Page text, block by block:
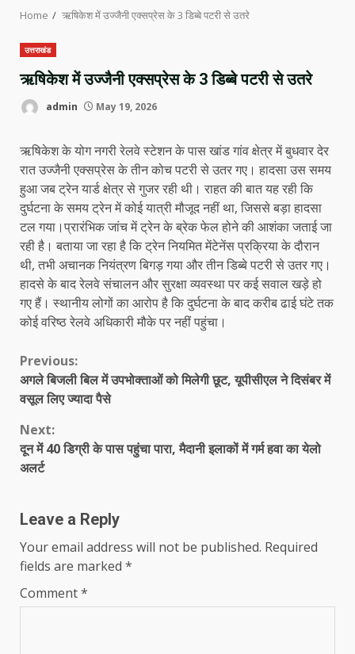
Home ऋषिकेश में उज्जैनी एक्सप्रेस के 3 डिब्बे पटरी से उतरे
उत्तराखंड
ऋषिकेश में उज्जैनी एक्सप्रेस के 3 डिब्बे पटरी से उतरे
admin May 19, 2026
ऋषिकेश के योग नगरी रेलवे स्टेशन के पास खांड गांव क्षेत्र में बुधवार देर
रात उज्जैनी एक्सप्रेस के तीन कोच पटरी से उतर गए। हादसा उस समय
हुआ जब ट्रेन यार्ड क्षेत्र से गुजर रही थी। राहत की बात यह रही कि
दुर्घटना के समय ट्रेन में कोई यात्री मौजूद नहीं था, जिससे बड़ा हादसा
टल गया।प्रारंभिक जांच में ट्रेन के ब्रेक फेल होने की आशंका जताई जा
रही है। बताया जा रहा है कि ट्रेन नियमित मेंटेनेंस प्रक्रिया के दौरान
थी, तभी अचानक नियंत्रण बिगड़ गया और तीन डिब्बे पटरी से उतर गए।
हादसे के बाद रेलवे संचालन और सुरक्षा व्यवस्था पर कई सवाल खड़े हो
गए हैं। स्थानीय लोगों का आरोप है कि दुर्घटना के बाद करीब ढाई घंटे तक
कोई वरिष्ठ रेलवे अधिकारी मौके पर नहीं पहुंचा।
Continue
Reading
Previous:
अगले बिजली बिल में उपभोक्ताओं को मिलेगी छूट, यूपीसीएल ने दिसंबर में
वसूल लिए ज्यादा पैसे
Next:
दून में 40 डिग्री के पास पहुंचा पारा, मैदानी इलाकों में गर्म हवा का येलो
अलर्ट
Leave a Reply
Your email address will not be published. Required
fields are marked *
Comment*